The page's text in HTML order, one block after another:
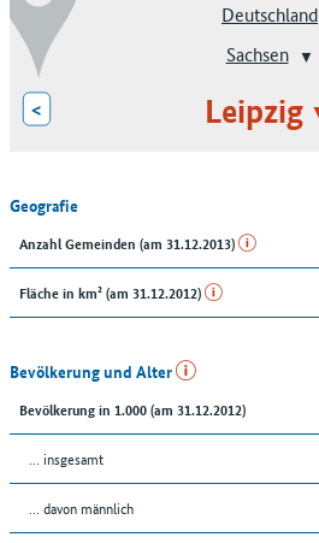
Deutschland
Sachsen
< Leipzig
Geografie
Anzahl Gemeinden (am 31.12.2013)
Fläche in km² (am 31.12.2012)
Bevölkerung und Alter
Bevölkerung in 1.000 (am 31.12.2012)
... insgesamt
... davon männlich